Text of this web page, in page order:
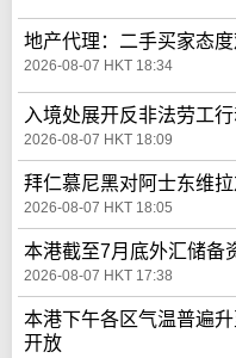
地产代理：二手买家态
2026-08-07 HKT 18:34
入境处展开反非法劳工
2026-08-07 HKT 18:09
拜仁慕尼黑对阿士东维
2026-08-07 HKT 18:05
本港截至7月底外汇储备
2026-08-07 HKT 17:38
本港下午各区气温普遍
开放